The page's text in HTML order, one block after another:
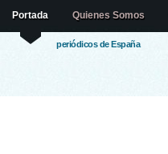
periódicos de España
Portada Quienes Somos